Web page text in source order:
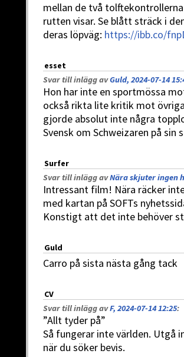
mellan de två
rutten visar. Se blått sträck i
deras löpväg: https://ibb.co/
esset
Svar till inlägg avGuld, 2024-07-14
Hon har inte en sportmössa
också rikta lite kritik mot
gjorde absolut inte några
Svensk om Schweizaren på sin
Surfer
Svar till inlägg avNära skjuter ingen
Intressant film! Nära räcker
med kartan på SOFTs
Konstigt att det inte behöver
Guld
Carro på sista nästa gång tack
CV
Svar till inlägg avF, 2024-07-14 12:25:
”Allt tyder på”
Så fungerar inte världen. Utgå
när du söker bevis.